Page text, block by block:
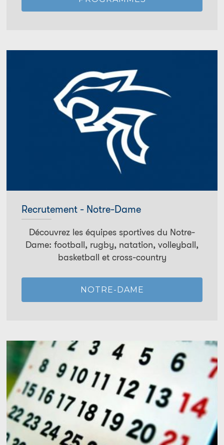
Recrutement - Notre-Dame
Découvrez les équipes sportives du Notre-
Dame: football, rugby, natation, volleyball,
basketball et cross-country
NOTRE-DAME